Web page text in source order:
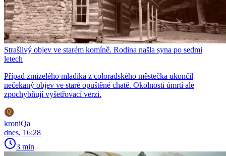
Strašlivý objev ve starém komíně. Rodina našla syna po sedmi
letech
Případ zmizelého mladíka z coloradského městečka ukončil
nečekaný objev ve staré opuštěné chatě. Okolnosti úmrtí ale
zpochybňují vyšetřovací verzi.
kroniQa
dnes, 16:28
3 min